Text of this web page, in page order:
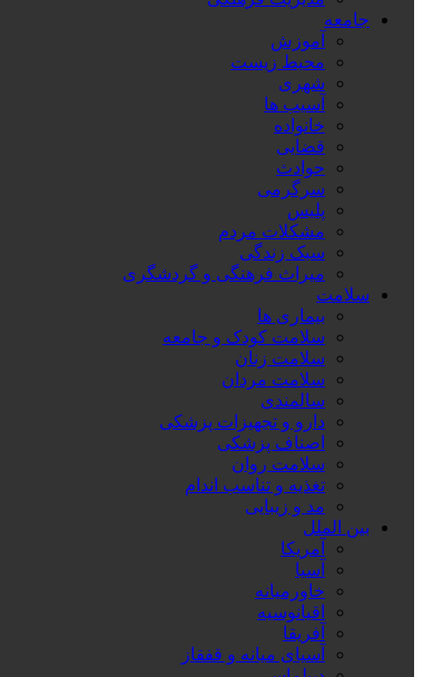
جامعه
آموزش
محیط زیست
شهری
آسیب ها
خانواده
قضایی
حوادث
سرگرمی
پلیس
مشکلات مردم
سبک زندگی
میراث فرهنگی و گردشگری
سلامت
بیماری ها
سلامت کودک و جامعه
سلامت زنان
سلامت مردان
سالمندی
دارو و تجهیزات پزشکی
اصناف پزشکی
سلامت روان
تغذیه و تناسب اندام
مد و زیبایی
بین الملل
آمریکا
آسیا
خاورمیانه
اقیانوسیه
آفریقا
آسیای میانه و قفقاز